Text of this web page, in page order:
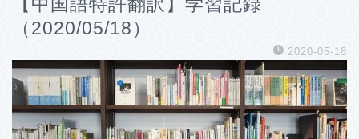
（2020/05/18）
2020-05-18